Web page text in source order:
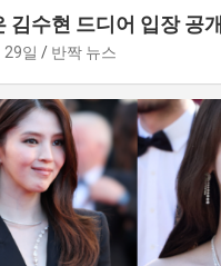
김수현 드디어 입장 공
29일 반짝 뉴스